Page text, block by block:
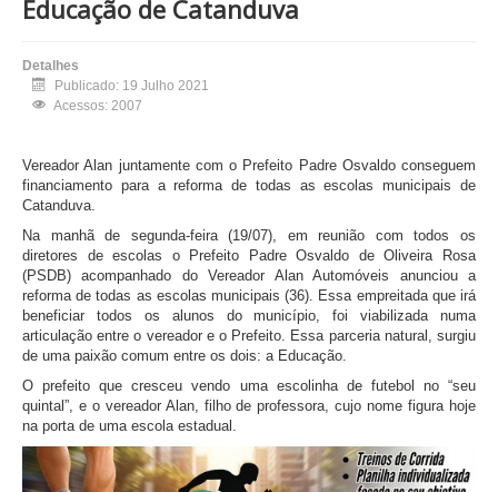
Educação de Catanduva
Detalhes
Publicado: 19 Julho 2021
Acessos: 2007
Vereador Alan juntamente com o Prefeito Padre Osvaldo conseguem
financiamento para a reforma de todas as escolas municipais de
Catanduva.
Na manhã de segunda-feira (19/07), em reunião com todos os
diretores de escolas o Prefeito Padre Osvaldo de Oliveira Rosa
(PSDB) acompanhado do Vereador Alan Automóveis anunciou a
reforma de todas as escolas municipais (36). Essa empreitada que irá
beneficiar todos os alunos do município, foi viabilizada numa
articulação entre o vereador e o Prefeito. Essa parceria natural, surgiu
de uma paixão comum entre os dois: a Educação.
O prefeito que cresceu vendo uma escolinha de futebol no “seu
quintal”, e o vereador Alan, filho de professora, cujo nome figura hoje
na porta de uma escola estadual.